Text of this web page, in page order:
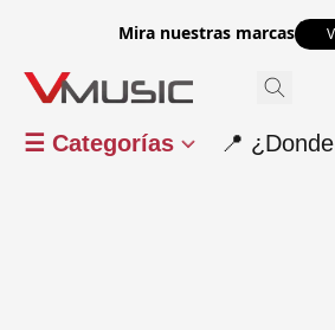
Mira nuestras marcas
☰ Categorías 📍